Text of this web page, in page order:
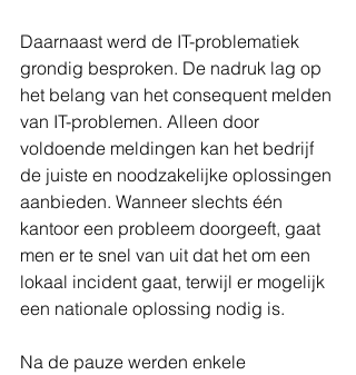
Daarnaast werd de IT-problematiek
grondig besproken. De nadruk lag op
het belang van het consequent melden
van IT-problemen. Alleen door
voldoende meldingen kan het bedrijf
de juiste en noodzakelijke oplossingen
aanbieden. Wanneer slechts één
kantoor een probleem doorgeeft, gaat
men er te snel van uit dat het om een
lokaal incident gaat, terwijl er mogelijk
een nationale oplossing nodig is.
Na de pauze werden enkele